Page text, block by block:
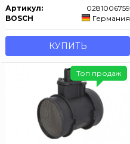
Артикул:
0281006759
BOSCH
Германия
КУПИТЬ
Топ продаж